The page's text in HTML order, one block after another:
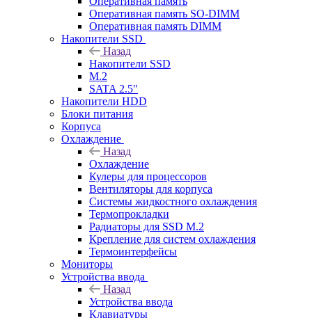
Оперативная память SO-DIMM
Оперативная память DIMM
Накопители SSD
Назад
Накопители SSD
M.2
SATA 2.5"
Накопители HDD
Блоки питания
Корпуса
Охлаждение
Назад
Охлаждение
Кулеры для процессоров
Вентиляторы для корпуса
Системы жидкостного охлаждения
Термопрокладки
Радиаторы для SSD M.2
Крепление для систем охлаждения
Термоинтерфейсы
Мониторы
Устройства ввода
Назад
Устройства ввода
Клавиатуры